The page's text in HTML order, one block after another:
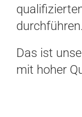
durchführen.
Das ist
mit hoher